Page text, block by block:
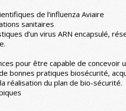
de l’influenza Aviaire
sanitaires
d’un virus ARN encapsulé,
pour être capable de concevoir
bonnes pratiques biosécurité,
réalisation du plan de bio-sécurité.